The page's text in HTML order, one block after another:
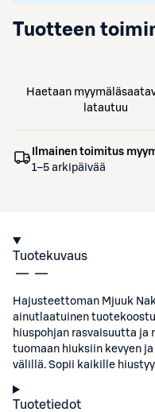
Tuotteen
Haetaan
latautuu
Ilmainen toimitus
1–5 arkipäivää
Tuotekuvaus
Hajusteettoman Mjuuk
ainutlaatuinen
hiuspohjan rasvaisuutta ja
tuomaan hiuksiin kevyen
välillä. Sopii kaikille
Tuotetiedot